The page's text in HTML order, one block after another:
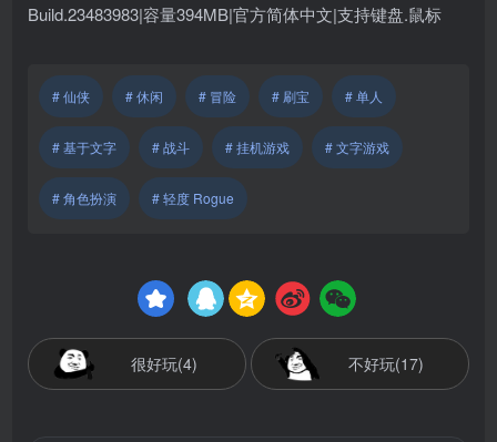
Build.23483983|容量394MB|官方简体中文|支持键盘.鼠标
# 仙侠 # 休闲 # 冒险 # 刷宝 # 单人
# 基于文字 # 战斗 # 挂机游戏 # 文字游戏
# 角色扮演 # 轻度 Rogue
很好玩(4) 不好玩(17)